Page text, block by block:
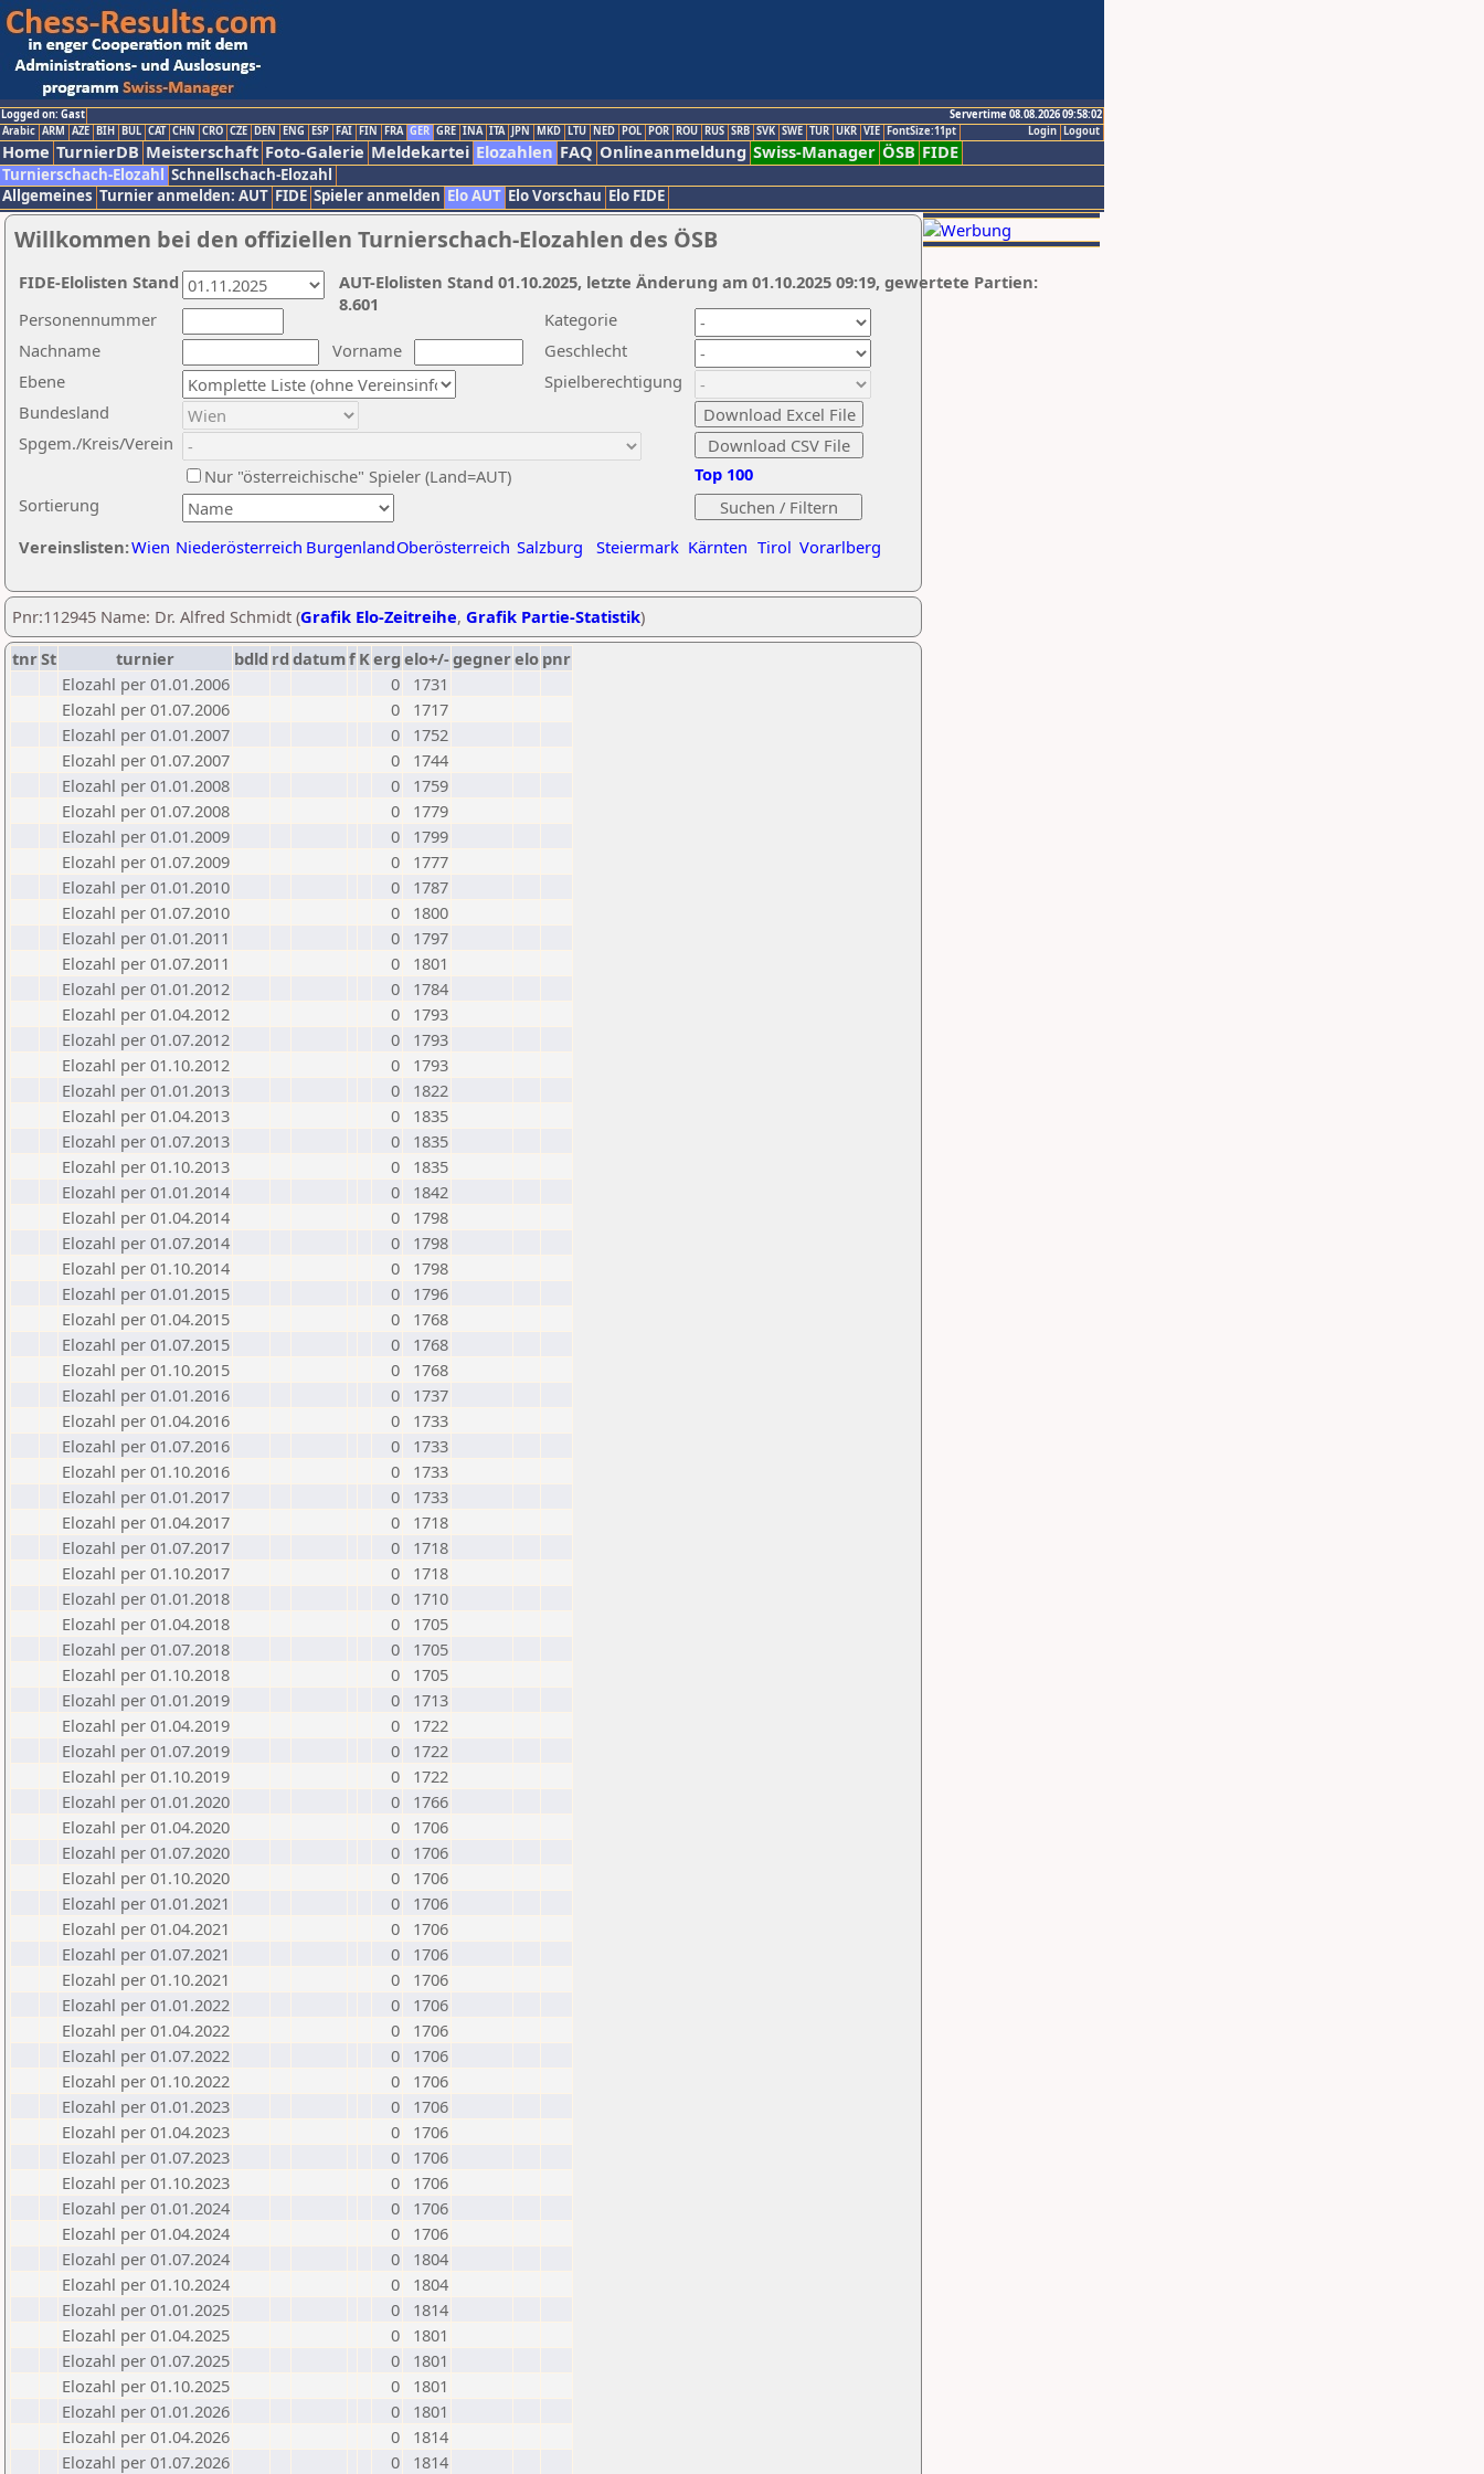
Logged on: Gast
Servertime 08.08.2026 09:58:02
Logout
Login
Arabic ARM AZE BIH BUL CAT CHN CRO CZE DEN ENG ESP FAI FIN FRA GER GRE INA ITA JPN MKD LTU NED POL POR ROU RUS SRB SVK SWE TUR UKR VIE FontSize:11pt
Home TurnierDB Meisterschaft Foto-Galerie Meldekartei Elozahlen FAQ Onlineanmeldung Swiss-Manager ÖSB FIDE
Turnierschach-Elozahl Schnellschach-Elozahl
Allgemeines Turnier anmelden: AUT FIDE Spieler anmelden Elo AUT Elo Vorschau Elo FIDE
Willkommen bei den offiziellen Turnierschach-Elozahlen des ÖSB
Nachname
Vorname
Ebene
Kategorie
Sortierung
Personennummer
Bundesland
Spgem./Kreis/Verein
Geschlecht
Nur "österreichische" Spieler (Land=AUT)
Spielberechtigung
Vereinslisten:Wien Niederösterreich BurgenlandOberösterreich Salzburg Steiermark Kärnten Tirol Vorarlberg
Top 100
AUT-Elolisten Stand 01.10.2025, letzte Änderung am 01.10.2025 09:19, gewertete Partien:
8.601
FIDE-Elolisten Stand
Pnr:112945 Name: Dr. Alfred Schmidt (Grafik Elo-Zeitreihe, Grafik Partie-Statistik)
tnrSt turnier bdld rd datumf Kerg elo+/-gegnerelo pnr
Elozahl per 01.01.2006
0
1731
Elozahl per 01.07.2006
0
1717
Elozahl per 01.01.2007
0
1752
Elozahl per 01.07.2007
0
1744
Elozahl per 01.01.2008
0
1759
Elozahl per 01.07.2008
0
1779
Elozahl per 01.01.2009
0
1799
Elozahl per 01.07.2009
0
1777
Elozahl per 01.01.2010
0
1787
Elozahl per 01.07.2010
0
1800
Elozahl per 01.01.2011
0
1797
Elozahl per 01.07.2011
0
1801
Elozahl per 01.01.2012
0
1784
Elozahl per 01.04.2012
0
1793
Elozahl per 01.07.2012
0
1793
Elozahl per 01.10.2012
0
1793
Elozahl per 01.01.2013
0
1822
Elozahl per 01.04.2013
0
1835
Elozahl per 01.07.2013
0
1835
Elozahl per 01.10.2013
0
1835
Elozahl per 01.01.2014
0
1842
Elozahl per 01.04.2014
0
1798
Elozahl per 01.07.2014
0
1798
Elozahl per 01.10.2014
0
1798
Elozahl per 01.01.2015
0
1796
Elozahl per 01.04.2015
0
1768
Elozahl per 01.07.2015
0
1768
Elozahl per 01.10.2015
0
1768
Elozahl per 01.01.2016
0
1737
Elozahl per 01.04.2016
0
1733
Elozahl per 01.07.2016
0
1733
Elozahl per 01.10.2016
0
1733
Elozahl per 01.01.2017
0
1733
Elozahl per 01.04.2017
0
1718
Elozahl per 01.07.2017
0
1718
Elozahl per 01.10.2017
0
1718
Elozahl per 01.01.2018
0
1710
Elozahl per 01.04.2018
0
1705
Elozahl per 01.07.2018
0
1705
Elozahl per 01.10.2018
0
1705
Elozahl per 01.01.2019
0
1713
Elozahl per 01.04.2019
0
1722
Elozahl per 01.07.2019
0
1722
Elozahl per 01.10.2019
0
1722
Elozahl per 01.01.2020
0
1766
Elozahl per 01.04.2020
0
1706
Elozahl per 01.07.2020
0
1706
Elozahl per 01.10.2020
0
1706
Elozahl per 01.01.2021
0
1706
Elozahl per 01.04.2021
0
1706
Elozahl per 01.07.2021
0
1706
Elozahl per 01.10.2021
0
1706
Elozahl per 01.01.2022
0
1706
Elozahl per 01.04.2022
0
1706
Elozahl per 01.07.2022
0
1706
Elozahl per 01.10.2022
0
1706
Elozahl per 01.01.2023
0
1706
Elozahl per 01.04.2023
0
1706
Elozahl per 01.07.2023
0
1706
Elozahl per 01.10.2023
0
1706
Elozahl per 01.01.2024
0
1706
Elozahl per 01.04.2024
0
1706
Elozahl per 01.07.2024
0
1804
Elozahl per 01.10.2024
0
1804
Elozahl per 01.01.2025
0
1814
Elozahl per 01.04.2025
0
1801
Elozahl per 01.07.2025
0
1801
Elozahl per 01.10.2025
0
1801
Elozahl per 01.01.2026
0
1801
Elozahl per 01.04.2026
0
1814
Elozahl per 01.07.2026
0 1814